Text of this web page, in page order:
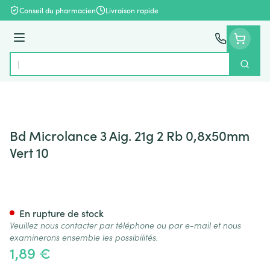
Aller au contenu
Conseil du pharmacien Livraison rapide
Menu
Rechercher
Bd Microlance 3 Aig. 21g 2 Rb 0,8x50mm
Vert 10
1,89 €
En rupture de stock
Veuillez nous contacter par téléphone ou par e-mail et nous
examinerons ensemble les possibilités.